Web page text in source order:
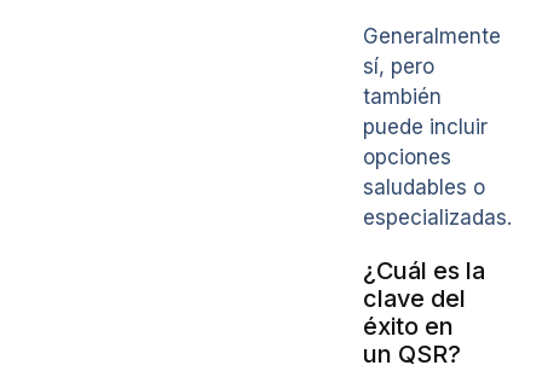
Generalmente
sí, pero
también
puede incluir
opciones
saludables o
especializadas.
¿Cuál es la
clave del
éxito en
un QSR?